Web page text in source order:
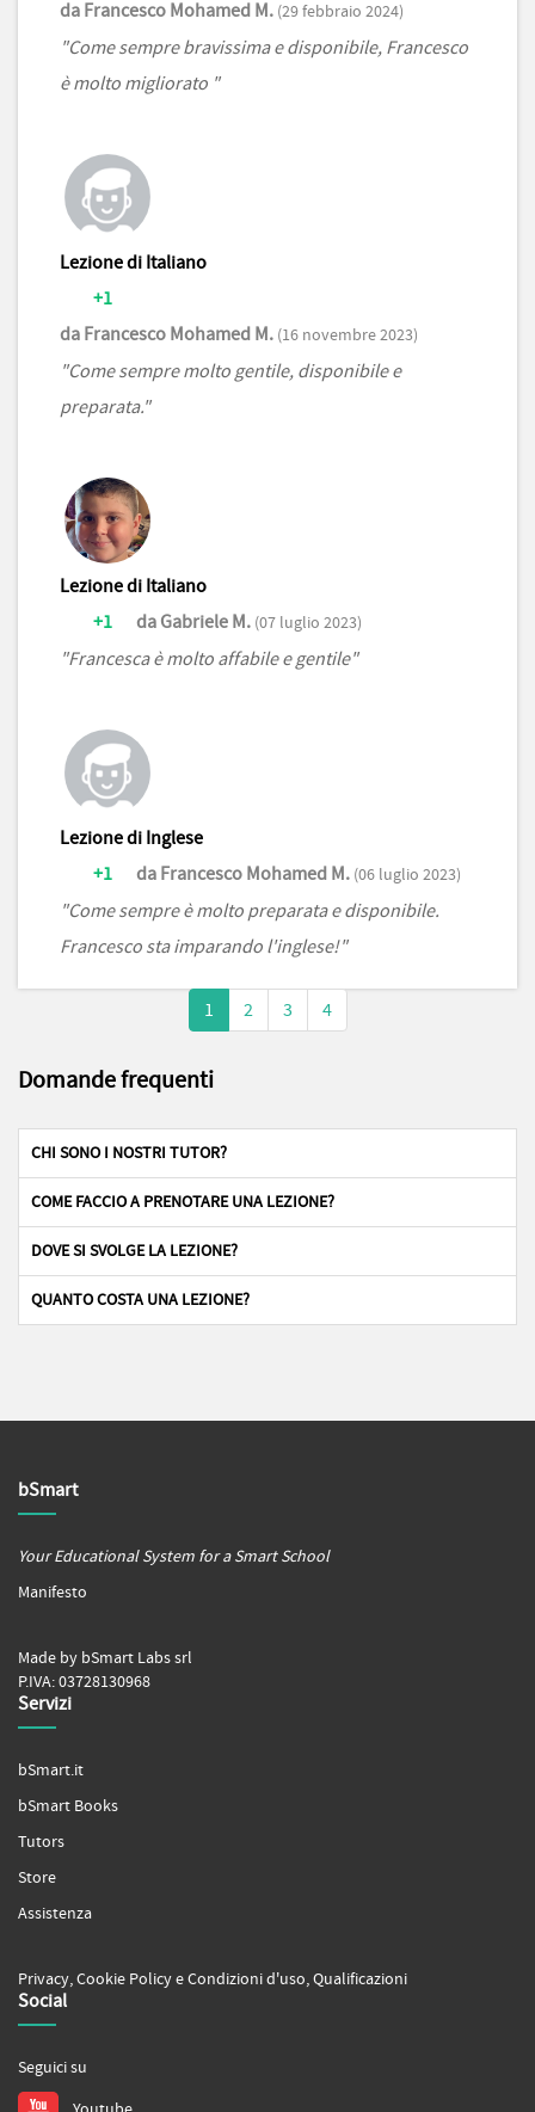
da Francesco Mohamed M. (29 febbraio 2024)
"Come sempre bravissima e disponibile, Francesco
è molto migliorato "
Lezione di Italiano
+1
da Francesco Mohamed M. (16 novembre 2023)
"Come sempre molto gentile, disponibile e
preparata."
Lezione di Italiano
+1
da Gabriele M. (07 luglio 2023)
"Francesca è molto affabile e gentile"
Lezione di Inglese
+1
da Francesco Mohamed M. (06 luglio 2023)
"Come sempre è molto preparata e disponibile.
Francesco sta imparando l'inglese!"
1 2 3 4
Domande frequenti
CHI SONO I NOSTRI TUTOR?
COME FACCIO A PRENOTARE UNA LEZIONE?
DOVE SI SVOLGE LA LEZIONE?
QUANTO COSTA UNA LEZIONE?
bSmart
Your Educational System for a Smart School
Manifesto
Made by bSmart Labs srl
P.IVA: 03728130968
Servizi
bSmart.it
bSmart Books
Tutors
Store
Assistenza
Privacy,Cookie PolicyeCondizioni d'uso,Qualificazioni
Social
Seguici su